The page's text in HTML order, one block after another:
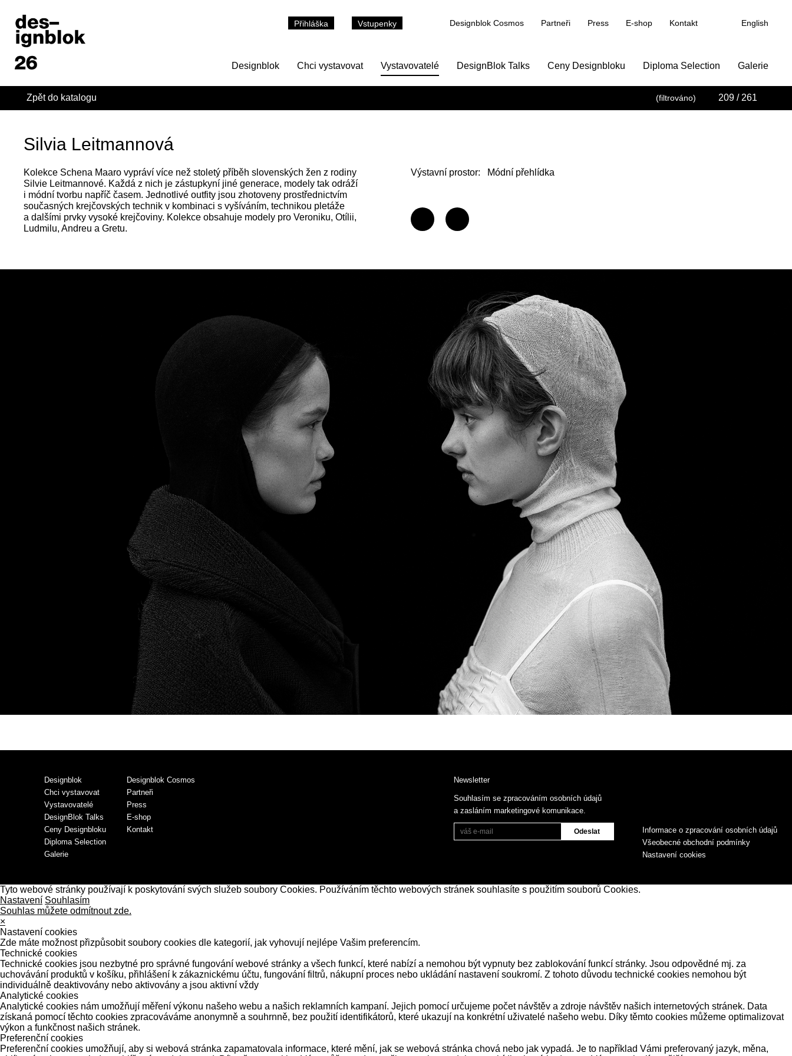
Přihláška Vstupenky Designblok Cosmos Partneři Press E-shop Kontakt English
Designblok Chci vystavovat Vystavovatelé DesignBlok Talks Ceny Designbloku Diploma Selection Galerie
Zpět do katalogu (filtrováno) 209 / 261
Silvia Leitmannová
Kolekce Schena Maaro vypráví více než stoletý příběh slovenských žen z rodiny
Silvie Leitmannové. Každá z nich je zástupkyní jiné generace, modely tak odráží
i módní tvorbu napříč časem. Jednotlivé outfity jsou zhotoveny prostřednictvím
současných krejčovských technik v kombinaci s vyšíváním, technikou pletáže
a dalšími prvky vysoké krejčoviny. Kolekce obsahuje modely pro Veroniku, Otílii,
Ludmilu, Andreu a Gretu.
Výstavní prostor: Módní přehlídka
Designblok
Chci vystavovat
Vystavovatelé
DesignBlok Talks
Ceny Designbloku
Diploma Selection
Galerie
Designblok Cosmos
Partneři
Press
E-shop
Kontakt
Informace o zpracování osobních údajů
Všeobecné obchodní podmínky
Nastavení cookies
Newsletter
Souhlasím se zpracováním osobních údajů
a zasláním marketingové komunikace.
Tyto webové stránky používají k poskytování svých služeb soubory Cookies. Používáním těchto webových stránek souhlasíte s použitím souborů Cookies.
Nastavení Souhlasím
Souhlas můžete odmítnout zde.
×
Nastavení cookies
Zde máte možnost přizpůsobit soubory cookies dle kategorií, jak vyhovují nejlépe Vašim preferencím.
Technické cookies
Technické cookies jsou nezbytné pro správné fungování webové stránky a všech funkcí, které nabízí a nemohou být vypnuty bez zablokování funkcí stránky. Jsou odpovědné mj. za
uchovávání produktů v košíku, přihlášení k zákaznickému účtu, fungování filtrů, nákupní proces nebo ukládání nastavení soukromí. Z tohoto důvodu technické cookies nemohou být
individuálně deaktivovány nebo aktivovány a jsou aktivní vždy
Analytické cookies
Analytické cookies nám umožňují měření výkonu našeho webu a našich reklamních kampaní. Jejich pomocí určujeme počet návštěv a zdroje návštěv našich internetových stránek. Data
získaná pomocí těchto cookies zpracováváme anonymně a souhrnně, bez použití identifikátorů, které ukazují na konkrétní uživatelé našeho webu. Díky těmto cookies můžeme optimalizovat
výkon a funkčnost našich stránek.
Preferenční cookies
Preferenční cookies umožňují, aby si webová stránka zapamatovala informace, které mění, jak se webová stránka chová nebo jak vypadá. Je to například Vámi preferovaný jazyk, měna,